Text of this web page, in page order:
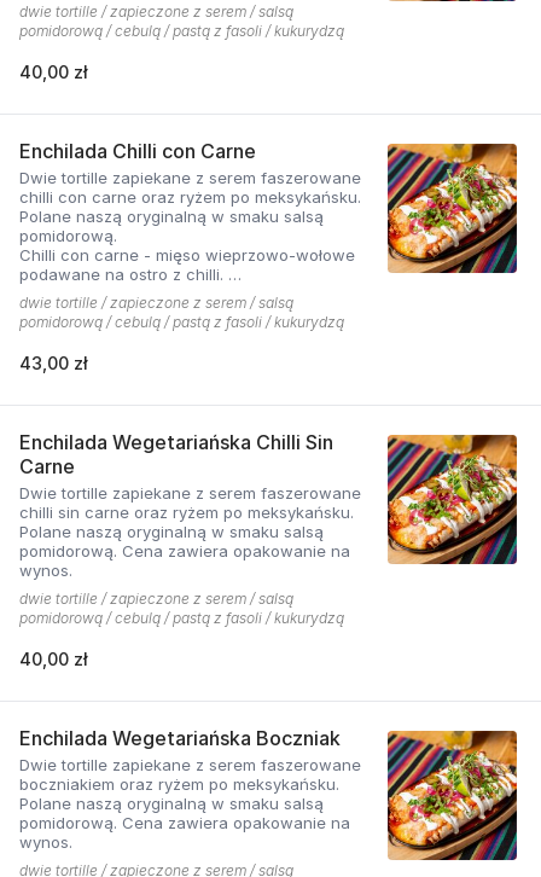
dwie tortille / zapieczone z serem / salsą
pomidorową / cebulą / pastą z fasoli / kukurydzą
40,00 zł
Enchilada Chilli con Carne
Dwie tortille zapiekane z serem faszerowane
chilli con carne oraz ryżem po meksykańsku.
Polane naszą oryginalną w smaku salsą
pomidorową.
Chilli con carne - mięso wieprzowo-wołowe
podawane na ostro z chilli.
Cena zawiera opakowanie na wynos
dwie tortille / zapieczone z serem / salsą
pomidorową / cebulą / pastą z fasoli / kukurydzą
43,00 zł
Enchilada Wegetariańska Chilli Sin
Carne
Dwie tortille zapiekane z serem faszerowane
chilli sin carne oraz ryżem po meksykańsku.
Polane naszą oryginalną w smaku salsą
pomidorową. Cena zawiera opakowanie na
wynos.
dwie tortille / zapieczone z serem / salsą
pomidorową / cebulą / pastą z fasoli / kukurydzą
40,00 zł
Enchilada Wegetariańska Boczniak
Dwie tortille zapiekane z serem faszerowane
boczniakiem oraz ryżem po meksykańsku.
Polane naszą oryginalną w smaku salsą
pomidorową. Cena zawiera opakowanie na
wynos.
dwie tortille / zapieczone z serem / salsą